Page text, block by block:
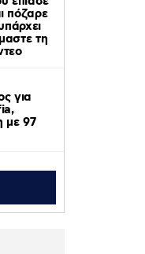
πόζαρε
τη
για
με 97
ΙΧ
που
του